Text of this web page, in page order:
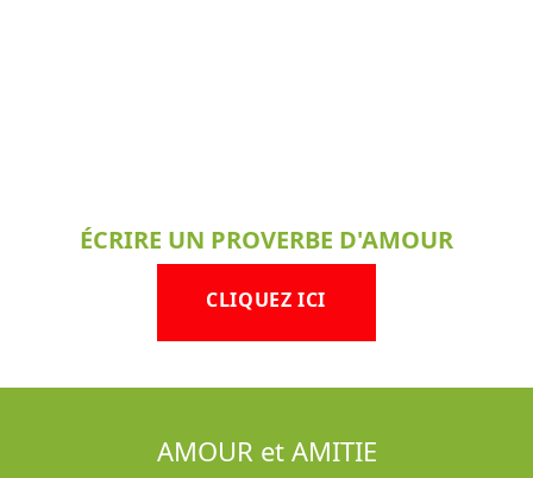
ÉCRIRE UN PROVERBE D'AMOUR
CLIQUEZ ICI
AMOUR et AMITIE